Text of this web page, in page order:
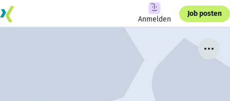
Anmelden
Job posten